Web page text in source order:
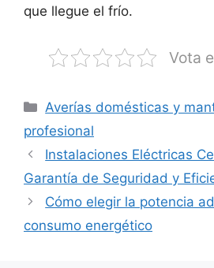
que llegue el frío.
Vota
Categorías
Averías domésticas y
profesional
Instalaciones Eléctricas
Garantía de Seguridad y
Cómo elegir la potencia
consumo energético